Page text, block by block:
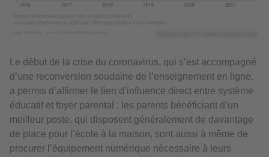
Le début de la crise du coronavirus, qui s’est accompagné
d’une reconversion soudaine de l’enseignement en ligne,
a permis d’affirmer le lien d’influence direct entre système
éducatif et foyer parental : les parents bénéficiant d’un
meilleur poste, qui disposent généralement de davantage
de place pour l’école à la maison, sont aussi à même de
procurer l’équipement numérique nécessaire à leurs